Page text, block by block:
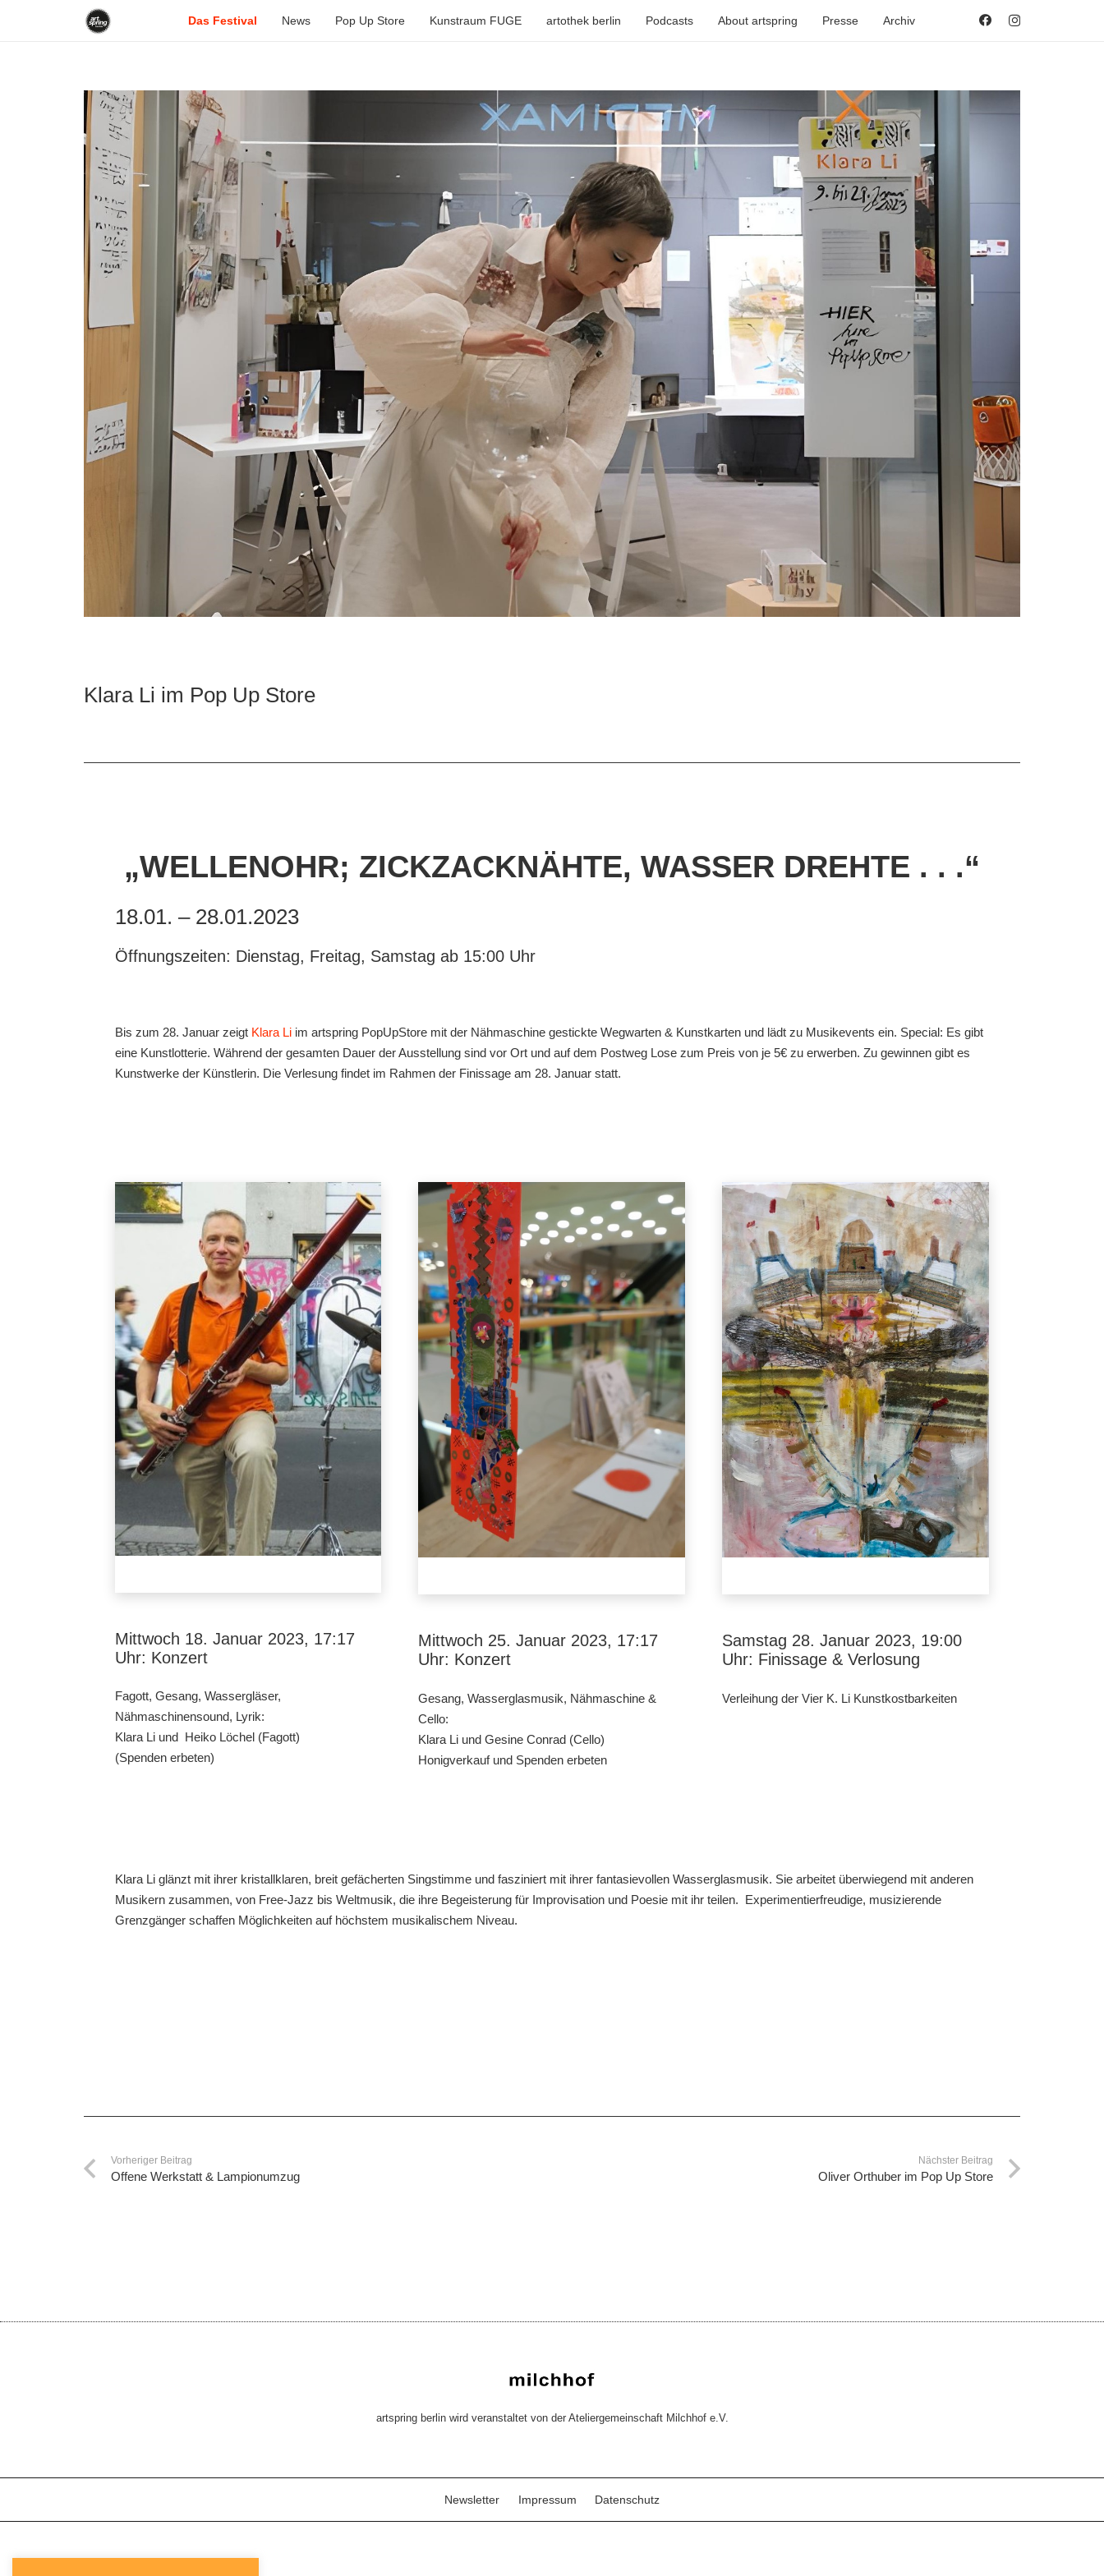
Das Festival News Pop Up Store Kunstraum FUGE artothek berlin Podcasts About artspring Presse Archiv
Klara Li im Pop Up Store
„WELLENOHR; ZICKZACKNÄHTE, WASSER DREHTE . . .“
18.01. – 28.01.2023
Öffnungszeiten: Dienstag, Freitag, Samstag ab 15:00 Uhr
Bis zum 28. Januar zeigtKlara Liim artspring PopUpStore mit der Nähmaschine gestickte Wegwarten & Kunstkarten und lädt zu Musikevents ein. Special: Es gibt
eine Kunstlotterie. Während der gesamten Dauer der Ausstellung sind vor Ort und auf dem Postweg Lose zum Preis von je 5€ zu erwerben. Zu gewinnen gibt es
Kunstwerke der Künstlerin. Die Verlesung findet im Rahmen der Finissage am 28. Januar statt.
Mittwoch 18. Januar 2023, 17:17
Uhr: Konzert
Fagott, Gesang, Wassergläser,
Nähmaschinensound, Lyrik:
Klara Li und Heiko Löchel (Fagott)
(Spenden erbeten)
Mittwoch 25. Januar 2023, 17:17
Uhr: Konzert
Gesang, Wasserglasmusik, Nähmaschine &
Cello:
Klara Li und Gesine Conrad (Cello)
Honigverkauf und Spenden erbeten
Samstag 28. Januar 2023, 19:00
Uhr: Finissage & Verlosung
Verleihung der Vier K. Li Kunstkostbarkeiten
Klara Li glänzt mit ihrer kristallklaren, breit gefächerten Singstimme und fasziniert mit ihrer fantasievollen Wasserglasmusik. Sie arbeitet überwiegend mit anderen
Musikern zusammen, von Free-Jazz bis Weltmusik, die ihre Begeisterung für Improvisation und Poesie mit ihr teilen. Experimentierfreudige, musizierende
Grenzgänger schaffen Möglichkeiten auf höchstem musikalischem Niveau.
Vorheriger Beitrag
Offene Werkstatt & Lampionumzug
Nächster Beitrag
Oliver Orthuber im Pop Up Store
artspring berlin wird veranstaltet von der Ateliergemeinschaft Milchhof e.V.
Newsletter Impressum Datenschutz